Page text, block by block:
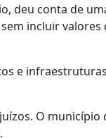
deu conta de
incluir valores
e infraestruturas
O município